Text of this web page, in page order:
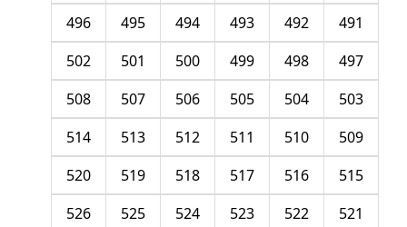
491
492
493
494
495
496
497
498
499
500
501
502
503
504
505
506
507
508
509
510
511
512
513
514
515
516
517
518
519
520
521
522
523
524
525
526